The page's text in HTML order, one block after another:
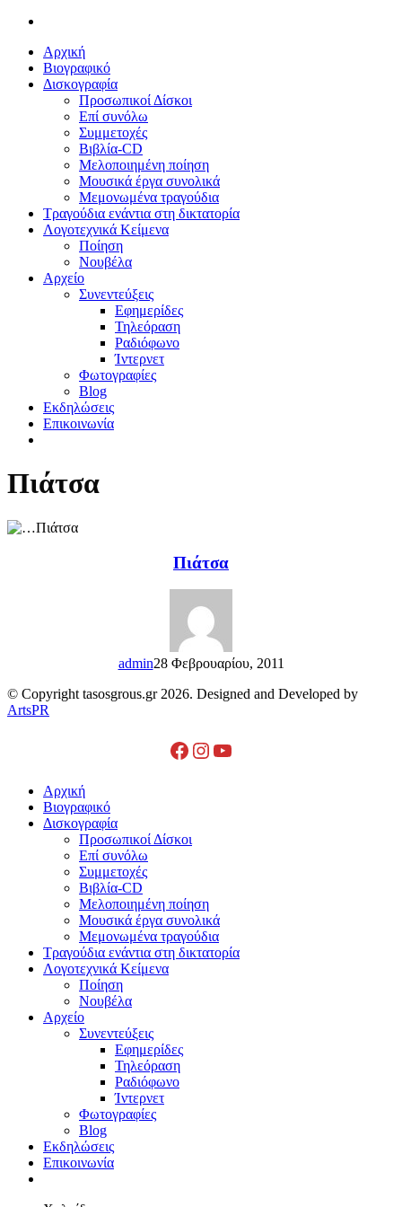
Menu
Αρχική
Βιογραφικό
Δισκογραφία
Προσωπικοί Δίσκοι
Επί συνόλω
Συμμετοχές
Βιβλία-CD
Μελοποιημένη ποίηση
Μουσικά έργα συνολικά
Μεμονωμένα τραγούδια
Τραγούδια ενάντια στη δικτατορία
Λογοτεχνικά Κείμενα
Ποίηση
Νουβέλα
Αρχείο
Συνεντεύξεις
Εφημερίδες
Τηλεόραση
Ραδιόφωνο
Ίντερνετ
Φωτογραφίες
Blog
Εκδηλώσεις
Επικοινωνία
Πιάτσα
Πιάτσα
admin28 Φεβρουαρίου, 2011
© Copyright tasosgrous.gr 2026. Designed and Developed by
ArtsPR
Facebook
Instagram
YouTube
Close
Menu
Αρχική
Βιογραφικό
Δισκογραφία
Προσωπικοί Δίσκοι
Επί συνόλω
Συμμετοχές
Βιβλία-CD
Μελοποιημένη ποίηση
Μουσικά έργα συνολικά
Μεμονωμένα τραγούδια
Τραγούδια ενάντια στη δικτατορία
Λογοτεχνικά Κείμενα
Ποίηση
Νουβέλα
Αρχείο
Συνεντεύξεις
Εφημερίδες
Τηλεόραση
Ραδιόφωνο
Ίντερνετ
Φωτογραφίες
Blog
Εκδηλώσεις
Επικοινωνία